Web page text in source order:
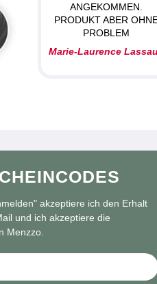
ANGEKOMMEN.
PRODUKT ABER
PROBLEM
Marie-Laurence
akzeptiere ich den Erhalt
und ich akzeptiere die
Menzzo.
an: